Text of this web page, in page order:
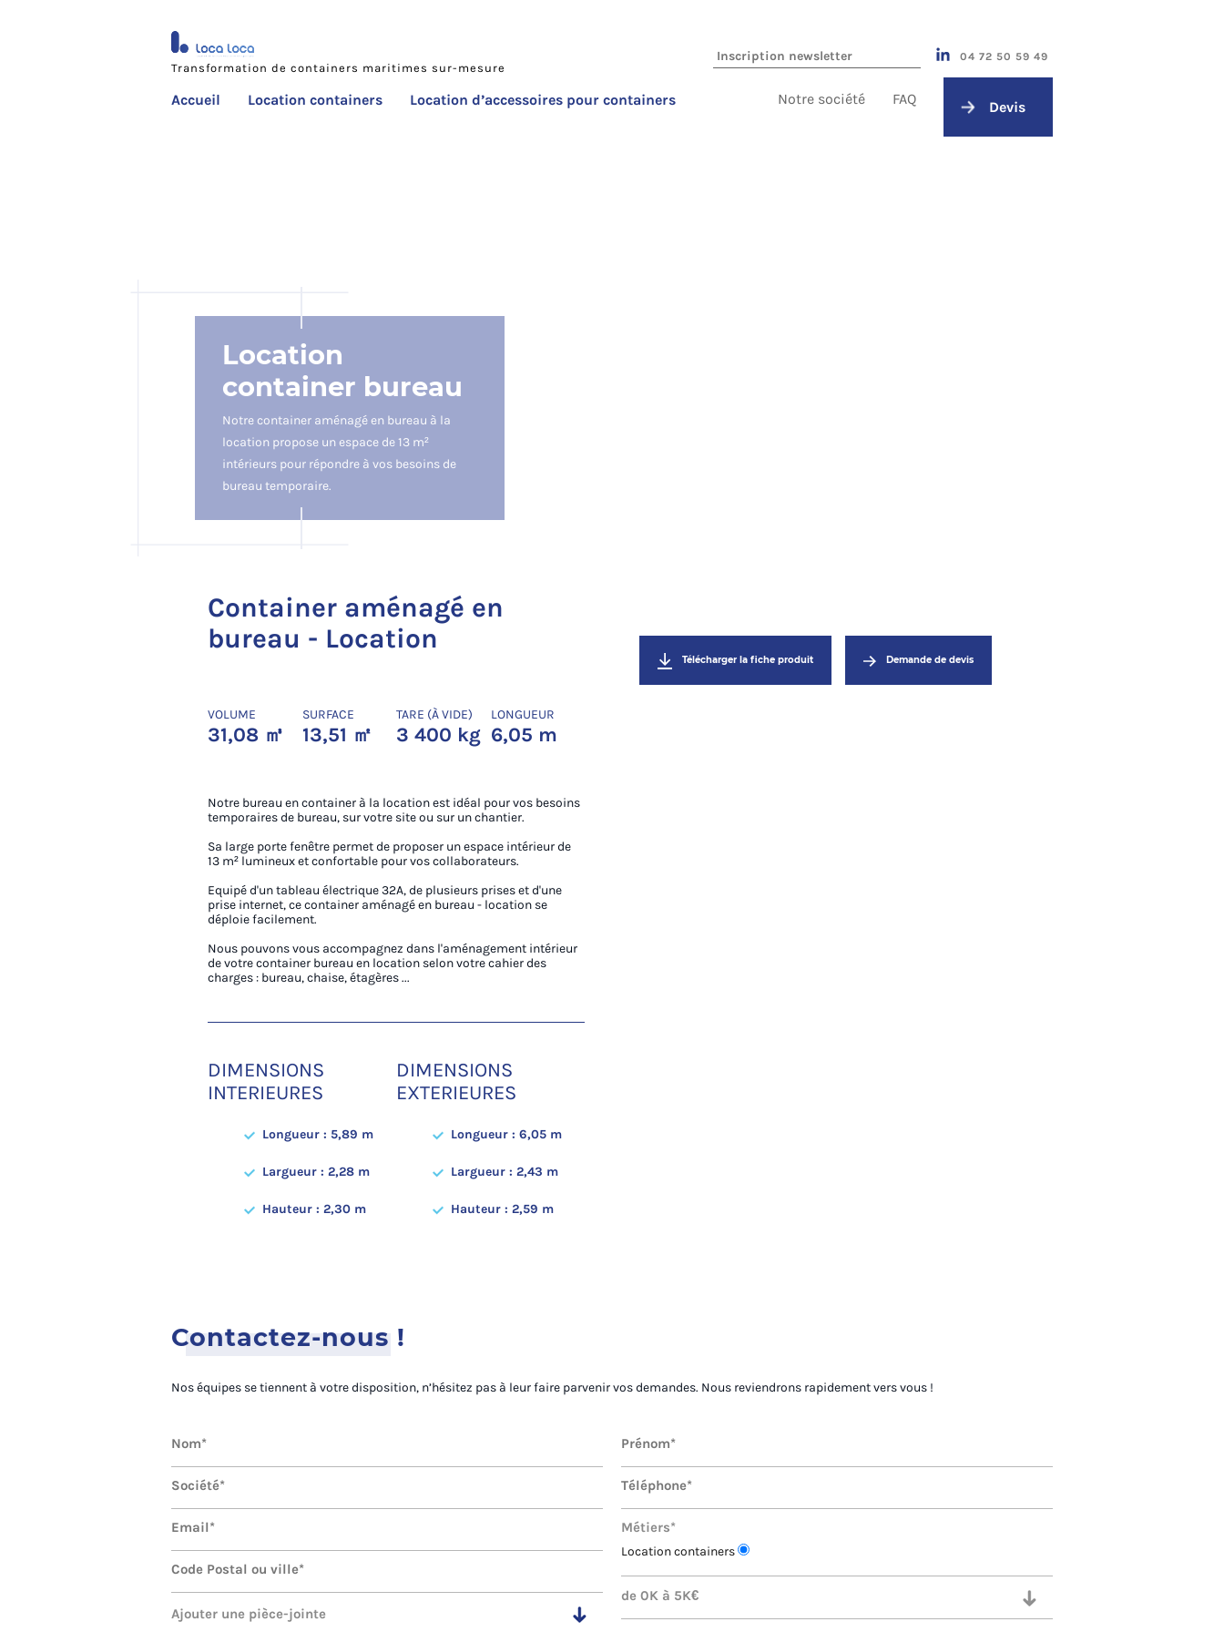
Transformation de containers maritimes sur-mesure
Accueil Location containers Location d’accessoires pour containers
04 72 50 59 49
Notre société FAQ Devis
Location
container bureau
Notre container aménagé en bureau à la
location propose un espace de 13 m²
intérieurs pour répondre à vos besoins de
bureau temporaire.
Container aménagé en
bureau - Location
VOLUME
31,08 ㎥
SURFACE
13,51 ㎡
TARE (À VIDE)
3 400 kg
LONGUEUR
6,05 m
Notre bureau en container à la location est idéal pour vos besoins
temporaires de bureau, sur votre site ou sur un chantier.
Sa large porte fenêtre permet de proposer un espace intérieur de
13 m² lumineux et confortable pour vos collaborateurs.
Equipé d'un tableau électrique 32A, de plusieurs prises et d'une
prise internet, ce container aménagé en bureau - location se
déploie facilement.
Nous pouvons vous accompagnez dans l'aménagement intérieur
de votre container bureau en location selon votre cahier des
charges : bureau, chaise, étagères ...
DIMENSIONS
INTERIEURES
Longueur : 5,89 m
Largueur : 2,28 m
Hauteur : 2,30 m
DIMENSIONS
EXTERIEURES
Longueur : 6,05 m
Largueur : 2,43 m
Hauteur : 2,59 m
Télécharger la fiche produit Demande de devis
Contactez-nous !
Nos équipes se tiennent à votre disposition, n’hésitez pas à leur faire parvenir vos demandes. Nous reviendrons rapidement vers vous !
Métiers*
Location containers